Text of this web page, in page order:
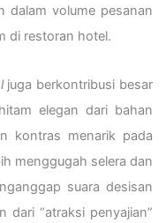
dalam volume pesanan
di restoran hotel.
juga berkontribusi besar
elegan dari bahan
kontras menarik pada
menggugah selera dan
suara desisan
dari “atraksi penyajian”